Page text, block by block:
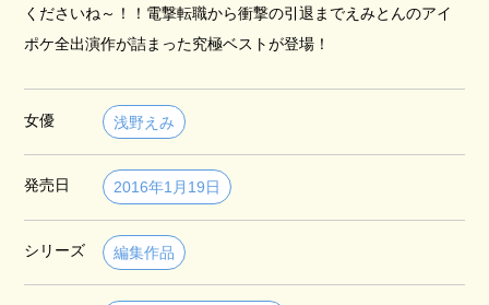
くださいね～！！電撃転職から衝撃の引退までえみとんのアイ
ポケ全出演作が詰まった究極ベストが登場！
女優 浅野えみ
発売日 2016年1月19日
シリーズ 編集作品